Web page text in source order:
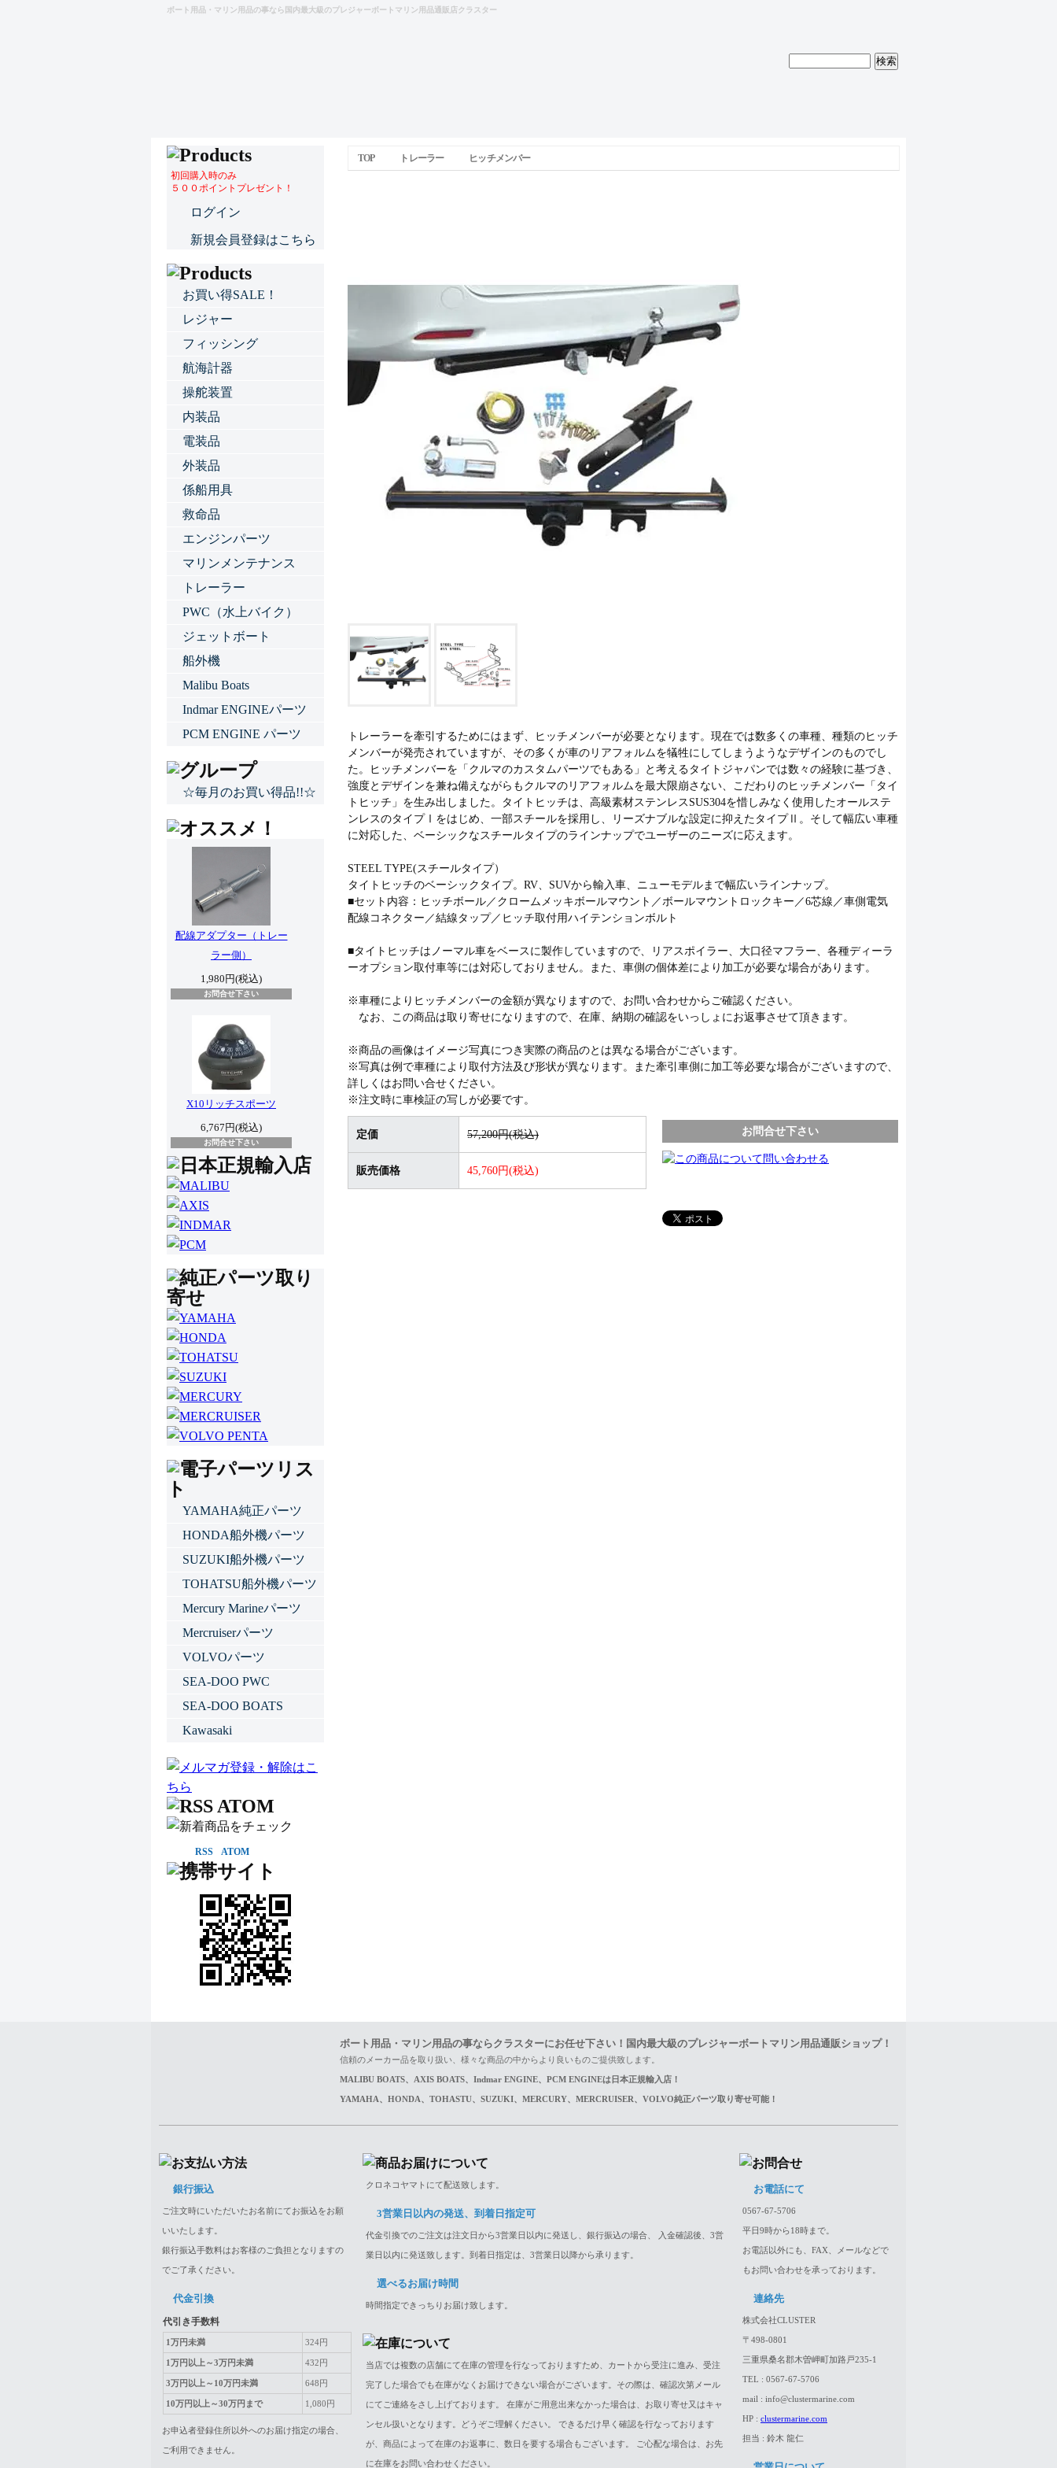
ボート用品・マリン用品の事なら国内最大級のプレジャーボートマリン用品通販店クラスター
TOP トレーラー ヒッチメンバー
トレーラーを牽引するためにはまず、ヒッチメンバーが必要となります。現在では数多くの車種、種類のヒッチ
メンバーが発売されていますが、その多くが車のリアフォルムを犠牲にしてしまうようなデザインのものでし
た。ヒッチメンバーを「クルマのカスタムパーツでもある」と考えるタイトジャパンでは数々の経験に基づき、
強度とデザインを兼ね備えながらもクルマのリアフォルムを最大限崩さない、こだわりのヒッチメンバー「タイ
トヒッチ」を生み出しました。タイトヒッチは、高級素材ステンレスSUS304を惜しみなく使用したオールステ
ンレスのタイプⅠをはじめ、一部スチールを採用し、リーズナブルな設定に抑えたタイプⅡ。そして幅広い車種
に対応した、ベーシックなスチールタイプのラインナップでユーザーのニーズに応えます。
STEEL TYPE(スチールタイプ）
タイトヒッチのベーシックタイプ。RV、SUVから輸入車、ニューモデルまで幅広いラインナップ。
■セット内容：ヒッチボール／クロームメッキボールマウント／ボールマウントロックキー／6芯線／車側電気
配線コネクター／結線タップ／ヒッチ取付用ハイテンションボルト
■タイトヒッチはノーマル車をベースに製作していますので、リアスポイラー、大口径マフラー、各種ディーラ
ーオプション取付車等には対応しておりません。また、車側の個体差により加工が必要な場合があります。
※車種によりヒッチメンバーの金額が異なりますので、お問い合わせからご確認ください。
なお、この商品は取り寄せになりますので、在庫、納期の確認をいっしょにお返事させて頂きます。
※商品の画像はイメージ写真につき実際の商品のとは異なる場合がございます。
※写真は例で車種により取付方法及び形状が異なります。また牽引車側に加工等必要な場合がございますので、
詳しくはお問い合せください。
※注文時に車検証の写しが必要です。
定価 57,200円(税込)
販売価格 45,760円(税込)
お問合せ下さい
初回購入時のみ
５００ポイントプレゼント！
ログイン
新規会員登録はこちら
お買い得SALE！
レジャー
フィッシング
航海計器
操舵装置
内装品
電装品
外装品
係船用具
救命品
エンジンパーツ
マリンメンテナンス
トレーラー
PWC（水上バイク）
ジェットボート
船外機
Malibu Boats
Indmar ENGINEパーツ
PCM ENGINE パーツ
☆毎月のお買い得品!!☆
配線アダプター（トレー
ラー側）
1,980円(税込)
お問合せ下さい
X10リッチスポーツ
6,767円(税込)
お問合せ下さい
YAMAHA純正パーツ
HONDA船外機パーツ
SUZUKI船外機パーツ
TOHATSU船外機パーツ
Mercury Marineパーツ
Mercruiserパーツ
VOLVOパーツ
SEA-DOO PWC
SEA-DOO BOATS
Kawasaki
RSS ATOM
ボート用品・マリン用品の事ならクラスターにお任せ下さい！国内最大級のプレジャーボートマリン用品通販ショップ！
信頼のメーカー品を取り扱い、様々な商品の中からより良いものご提供致します。
MALIBU BOATS、AXIS BOATS、Indmar ENGINE、PCM ENGINEは日本正規輸入店！
YAMAHA、HONDA、TOHASTU、SUZUKI、MERCURY、MERCRUISER、VOLVO純正パーツ取り寄せ可能！
銀行振込
ご注文時にいただいたお名前にてお振込をお願
いいたします。
銀行振込手数料はお客様のご負担となりますの
でご了承ください。
代金引換
代引き手数料
1万円未満 324円
1万円以上～3万円未満 432円
3万円以上～10万円未満 648円
10万円以上～30万円まで 1,080円
お申込者登録住所以外へのお届け指定の場合、
ご利用できません。
クロネコヤマトにて配送致します。
3営業日以内の発送、到着日指定可
代金引換でのご注文は注文日から3営業日以内に発送し、銀行振込の場合、 入金確認後、3営
業日以内に発送致します。到着日指定は、3営業日以降から承ります。
選べるお届け時間
時間指定できっちりお届け致します。
当店では複数の店舗にて在庫の管理を行なっておりますため、カートから受注に進み、受注
完了した場合でも在庫がなくお届けできない場合がございます。その際は、確認次第メール
にてご連絡をさし上げております。 在庫がご用意出来なかった場合は、お取り寄せ又はキャ
ンセル扱いとなります。どうぞご理解ください。 できるだけ早く確認を行なっております
が、商品によって在庫のお返事に、数日を要する場合もございます。 ご心配な場合は、お先
に在庫をお問い合わせください。
お電話にて
0567-67-5706
平日9時から18時まで。
お電話以外にも、FAX、メールなどで
もお問い合わせを承っております。
連絡先
株式会社CLUSTER
〒498-0801
三重県桑名郡木曽岬町加路戸235-1
TEL : 0567-67-5706
mail : info@clustermarine.com
HP : clustermarine.com
担当 : 鈴木 龍仁